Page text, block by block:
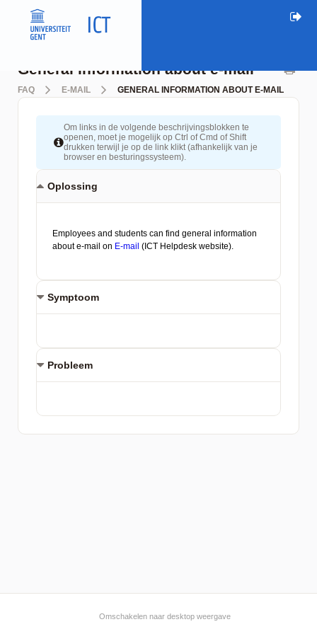
General information about e-mail
FAQ E-MAIL GENERAL INFORMATION ABOUT E-MAIL
Om links in de volgende beschrijvingsblokken te
openen, moet je mogelijk op Ctrl of Cmd of Shift
drukken terwijl je op de link klikt (afhankelijk van je
browser en besturingssysteem).
Oplossing
Symptoom
Probleem
Omschakelen naar desktop weergave